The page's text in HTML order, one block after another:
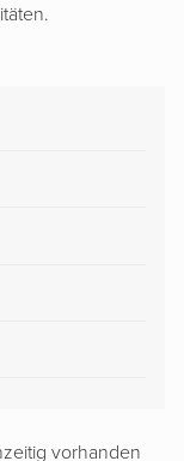
vorhanden